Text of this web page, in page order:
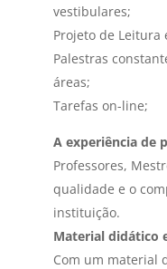
vestibulares;
Projeto de Leitura
Palestras
áreas;
Tarefas on-line;
A experiência de
Professores,
qualidade e o
instituição.
Material didático
Com um material